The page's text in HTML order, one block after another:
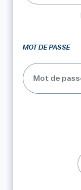
MOT DE PASSE